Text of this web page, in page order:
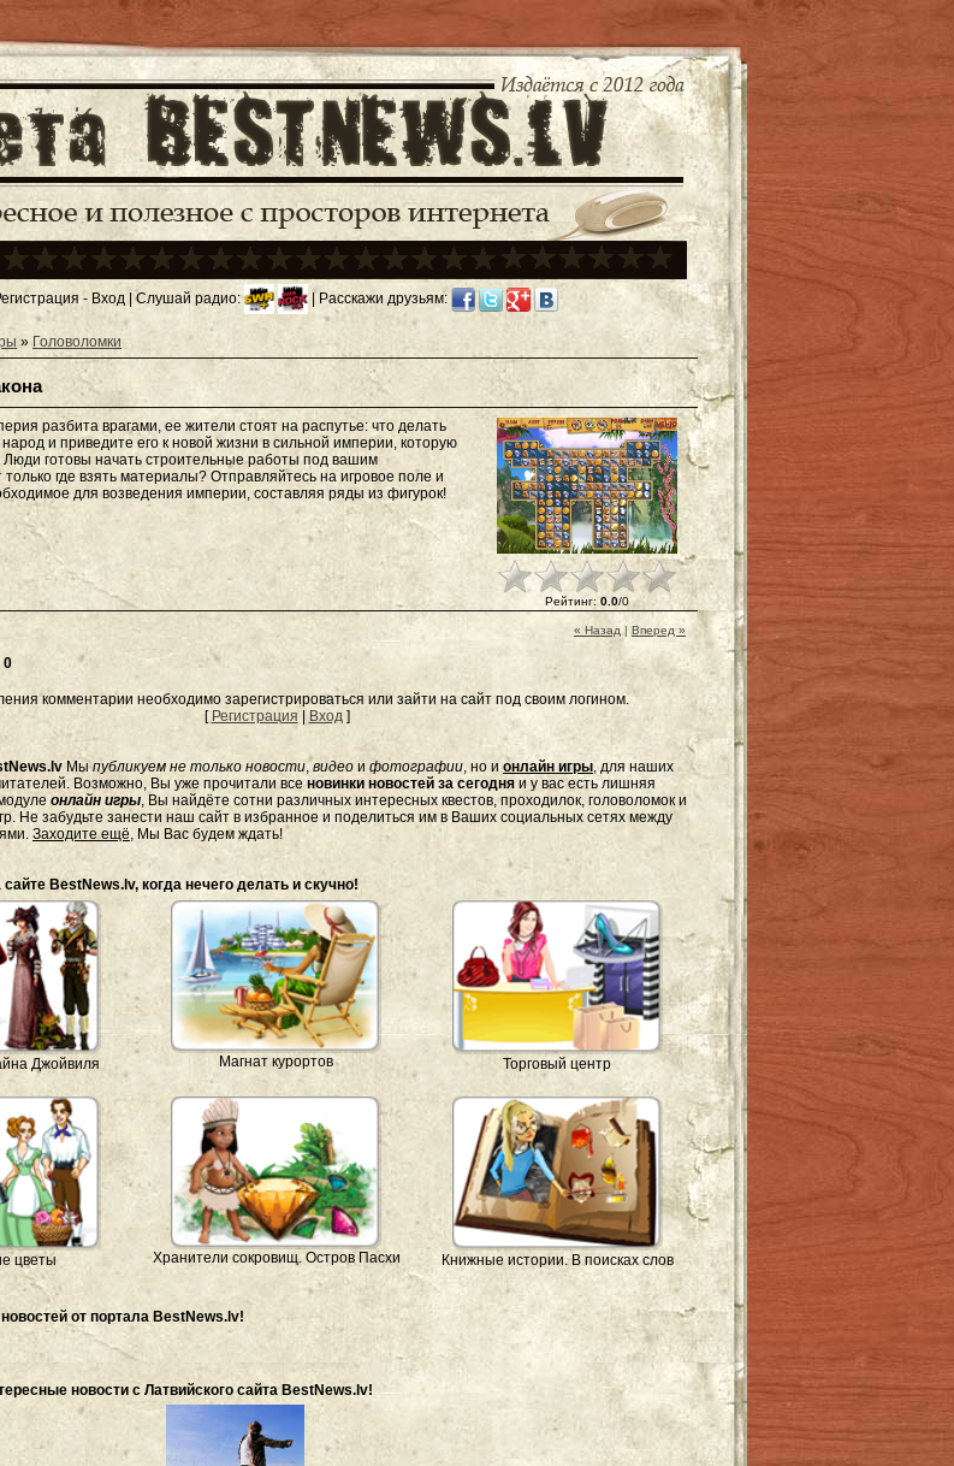
- Вход | Слушай радио: | Расскажи друзьям:
» Головоломки
разбита врагами, ее жители стоят на распутье: что делать
и приведите его к новой жизни в сильной империи, которую
Люди готовы начать строительные работы под вашим
только где взять материалы? Отправляйтесь на игровое поле и
для возведения империи, составляя ряды из фигурок!
Рейтинг: 0.0/0
« Назад| Вперед »
0
комментарии необходимо зарегистрироваться или зайти на сайт под своим логином.
[ Регистрация Вход]
Мыпубликуем не только новости,видео и фотографии, но и онлайн игры, для наших
Возможно, Вы уже прочитали всеновинки новостей за сегодня и у вас есть лишняя
онлайн игры, Вы найдёте сотни различных интересных квестов, проходилок, головоломок и
Не забудьте занести наш сайт в избранное и поделиться им в Ваших социальных сетях между
Заходите ещё, Мы Вас будем ждать!
BestNews.lv, когда нечего делать и скучно!
Джойвиля Магнат курортов Торговый центр
цветы Хранители сокровищ. Остров Пасхи Книжные истории. В поисках слов
от портала BestNews.lv!
новости с Латвийского сайта BestNews.lv!